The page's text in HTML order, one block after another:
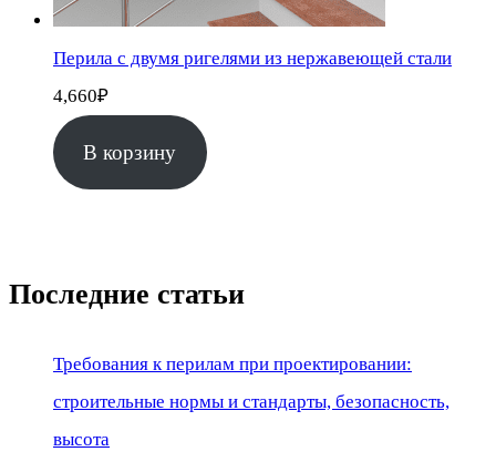
Перила с двумя ригелями из нержавеющей стали
4,660₽
В корзину
Последние статьи
Требования к перилам при проектировании:
строительные нормы и стандарты, безопасность,
высота